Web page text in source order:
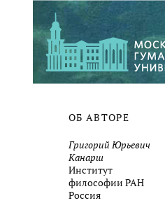
ОБ АВТОРЕ
Григорий Юрьевич
Канарш
Институт
философии РАН
Россия